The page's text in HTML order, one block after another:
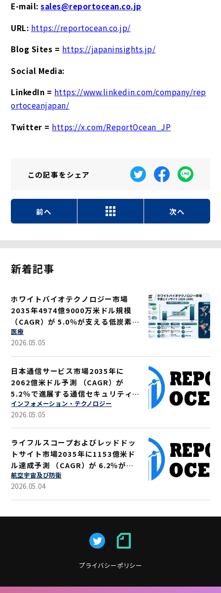
E-mail:sales@reportocean.co.jp
URL: https://reportocean.co.jp/
Blog Sites = https://japaninsights.jp/
Social Media:
LinkedIn = https://www.linkedin.com/company/rep
ortoceanjapan/
Twitter = https://x.com/ReportOcean_JP
この記事をシェア
前へ 次へ
新着記事
ホワイトバイオテクノロジー市場
2035年4974億9000万米ドル規模
（CAGR）が 5.0％が支える低炭素ソ
リューション
医療
2026.05.05
日本通信サービス市場2035年に
2062億米ドル予測 （CAGR）が
5.2％で進展する通信セキュリティ強
化
インフォメーション・テクノロジー
2026.05.05
ライフルスコープおよびレッドドッ
トサイト市場2035年に1153億米ド
ル達成予測 （CAGR）が 6.2％が示
す軍事・狩猟用途拡大
航空宇宙及び防衛
2026.05.04
プライバシーポリシー